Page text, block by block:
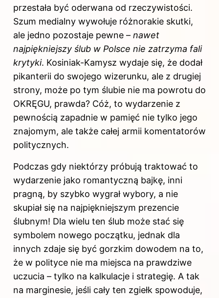
przestała być oderwana od rzeczywistości.
Szum medialny wywołuje różnorakie skutki,
ale jedno pozostaje pewne – nawet
najpiękniejszy ślub w Polsce nie zatrzyma fali
krytyki. Kosiniak-Kamysz wydaje się, że dodał
pikanterii do swojego wizerunku, ale z drugiej
strony, może po tym ślubie nie ma powrotu do
OKRĘGU, prawda? Cóż, to wydarzenie z
pewnością zapadnie w pamięć nie tylko jego
znajomym, ale także całej armii komentatorów
politycznych.
Podczas gdy niektórzy próbują traktować to
wydarzenie jako romantyczną bajkę, inni
pragną, by szybko wygrał wybory, a nie
skupiał się na najpiękniejszym prezencie
ślubnym! Dla wielu ten ślub może stać się
symbolem nowego początku, jednak dla
innych zdaje się być gorzkim dowodem na to,
że w polityce nie ma miejsca na prawdziwe
uczucia – tylko na kalkulacje i strategię. A tak
na marginesie, jeśli cały ten zgiełk spowoduje,